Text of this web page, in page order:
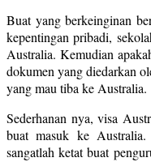
Buat yang berkeinginan
kepentingan pribadi,
Australia. Kemudian
dokumen yang diedarkan
yang mau tiba ke Australia.
Sederhanan nya, visa
buat masuk ke
sangatlah ketat buat